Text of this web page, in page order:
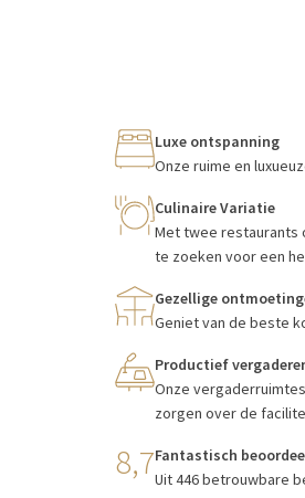
Luxe ontspanning
Onze ruime en
Culinaire Variatie
Met twee restaurants
te zoeken voor een
Gezellige
Geniet van de beste
Productief
Onze
zorgen over de
8,7Fantastisch
Uit 446 betrouwbare